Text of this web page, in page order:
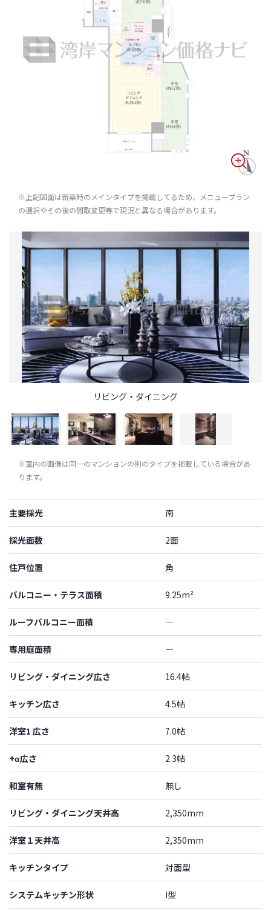
※上記図面は新築時のメインタイプを掲載してるため、メニュープラン
の選択やその後の間取変更等で現況と異なる場合があります。
リビング・ダイニング
※室内の画像は同一のマンションの別のタイプを掲載している場合があ
ります。
主要採光 南
採光面数 2面
住戸位置 角
バルコニー・テラス面積 9.25m²
ルーフバルコニー面積 ―
専用庭面積 ―
リビング・ダイニング広さ 16.4帖
キッチン広さ 4.5帖
洋室1 広さ 7.0帖
+α広さ 2.3帖
和室有無 無し
リビング・ダイニング天井高 2,350mm
洋室１天井高 2,350mm
キッチンタイプ 対面型
システムキッチン形状 I型